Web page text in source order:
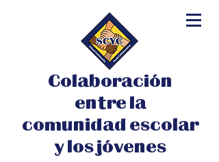
Colaboración
entre la
comunidad escolar
y los jóvenes